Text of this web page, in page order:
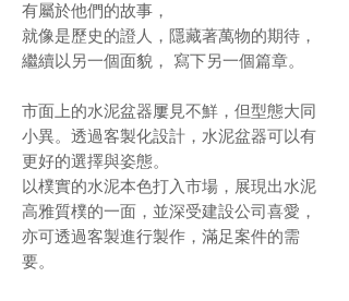
有屬於他們的故事，
就像是歷史的證人，隱藏著萬物的期待，
繼續以另一個面貌， 寫下另一個篇章。
市面上的水泥盆器屢見不鮮，但型態大同
小異。透過客製化設計，水泥盆器可以有
更好的選擇與姿態。
以樸實的水泥本色打入市場，展現出水泥
高雅質樸的一面，並深受建設公司喜愛，
亦可透過客製進行製作，滿足案件的需
要。